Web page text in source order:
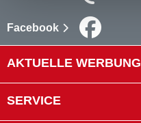
Facebook
AKTUELLE WERBUNG
SERVICE